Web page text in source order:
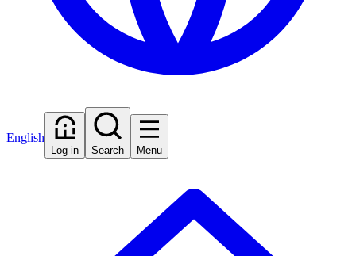
English
Log in Search Menu